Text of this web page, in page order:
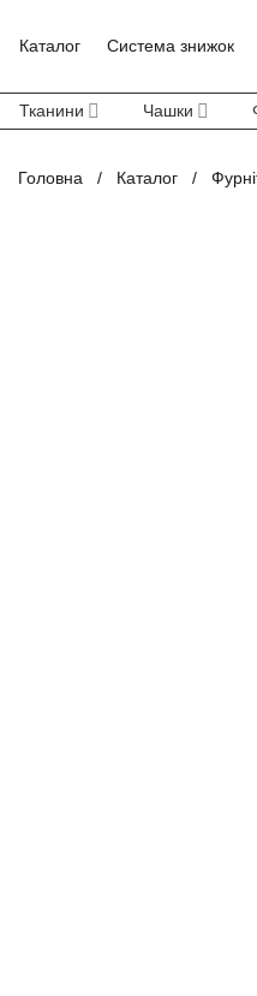
Каталог Система знижок
Тканини Чашки
Головна / Каталог /